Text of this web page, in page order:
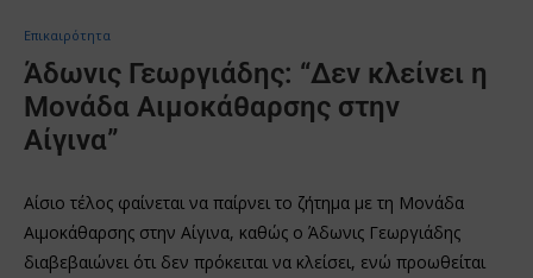
Επικαιρότητα
Άδωνις Γεωργιάδης: “Δεν κλείνει η
Μονάδα Αιμοκάθαρσης στην
Αίγινα”
Αίσιο τέλος φαίνεται να παίρνει το ζήτημα με τη Μονάδα
Αιμοκάθαρσης στην Αίγινα, καθώς ο Άδωνις Γεωργιάδης
διαβεβαιώνει ότι δεν πρόκειται να κλείσει, ενώ προωθείται